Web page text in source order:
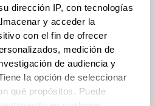
dirección IP, con tecnologías
y acceder la
con el fin de ofrecer
medición de
de audiencia y
la opción de seleccionar
qué propósitos. Puede